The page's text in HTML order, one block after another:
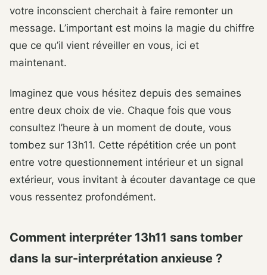
votre inconscient cherchait à faire remonter un
message. L’important est moins la magie du chiffre
que ce qu’il vient réveiller en vous, ici et
maintenant.
Imaginez que vous hésitez depuis des semaines
entre deux choix de vie. Chaque fois que vous
consultez l’heure à un moment de doute, vous
tombez sur 13h11. Cette répétition crée un pont
entre votre questionnement intérieur et un signal
extérieur, vous invitant à écouter davantage ce que
vous ressentez profondément.
Comment interpréter 13h11 sans tomber
dans la sur-interprétation anxieuse ?